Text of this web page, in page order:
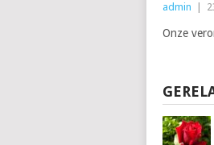
admin
Onze